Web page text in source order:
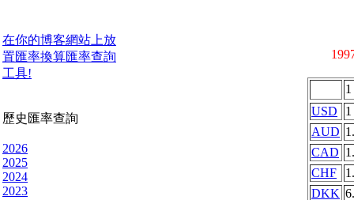
在你的博客網站上放
置匯率換算匯率查詢
工具!
歷史匯率查詢
2026
2025
2024
2023
1
USD
1
AUD
CAD
CHF
DKK